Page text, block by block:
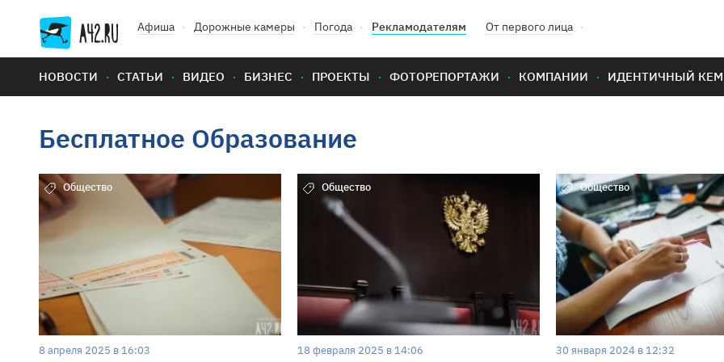
Афиша Дорожные камеры Погода Рекламодателям От первого лица
НОВОСТИ СТАТЬИ ВИДЕО БИЗНЕС ПРОЕКТЫ ФОТОРЕПОРТАЖИ КОМПАНИИ ИДЕНТИЧНЫЙ
Бесплатное Образование
Общество
8 апреля 2025 в 16:03
Общество
18 февраля 2025 в 14:06
Общество
30 января 2024 в 12:32